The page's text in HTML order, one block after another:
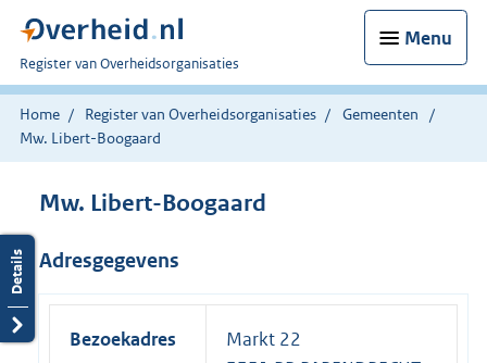
Menu
U
bent
nu
hier:
Register van Overheidsorganisaties
Home Register van Overheidsorganisaties
Gemeenten
Mw. Libert-Boogaard
Mw. Libert-Boogaard
Adresgegevens
Bezoekadres
Markt 22